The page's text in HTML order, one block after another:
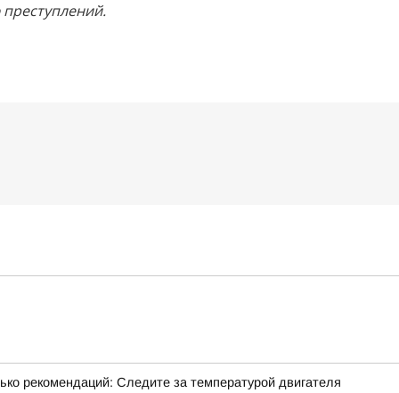
рекомендаций: Следите за температурой двигателя